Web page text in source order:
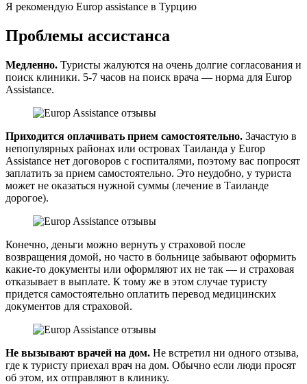
Я рекомендую Europ assistance в Турцию
Проблемы ассистанса
Медленно. Туристы жалуются на очень долгие согласования и
поиск клиники. 5-7 часов на поиск врача — норма для Europ
Assistance.
Приходится оплачивать прием самостоятельно. Зачастую в
непопулярных районах или островах Таиланда у Europ
Assistance нет договоров с госпиталями, поэтому вас попросят
заплатить за прием самостоятельно. Это неудобно, у туриста
может не оказаться нужной суммы (лечение в Таиланде
дорогое).
Конечно, деньги можно вернуть у страховой после
возвращения домой, но часто в больнице забывают оформить
какие-то документы или оформляют их не так — и страховая
отказывает в выплате. К тому же в этом случае туристу
придется самостоятельно оплатить перевод медицинских
документов для страховой.
Не вызывают врачей на дом. Не встретил ни одного отзыва,
где к туристу приехал врач на дом. Обычно если люди просят
об этом, их отправляют в клинику.